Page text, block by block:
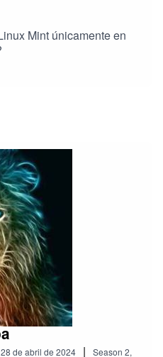
Mint únicamente en
de abril de 2024 | Season 2,